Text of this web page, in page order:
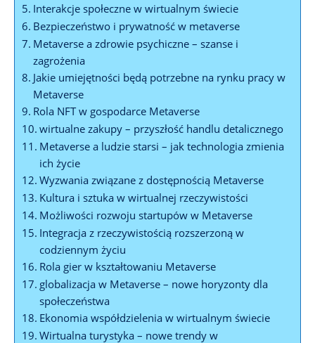
Interakcje społeczne w wirtualnym świecie
Bezpieczeństwo i prywatność w metaverse
Metaverse a zdrowie psychiczne – szanse i
zagrożenia
Jakie umiejętności będą potrzebne na rynku pracy w
Metaverse
Rola NFT w gospodarce Metaverse
wirtualne zakupy – przyszłość handlu detalicznego
Metaverse a ludzie starsi – jak technologia zmienia
ich życie
Wyzwania związane z dostępnością Metaverse
Kultura i sztuka w wirtualnej rzeczywistości
Możliwości rozwoju startupów w Metaverse
Integracja z rzeczywistością rozszerzoną w
codziennym życiu
Rola gier w kształtowaniu Metaverse
globalizacja w Metaverse – nowe horyzonty dla
społeczeństwa
Ekonomia współdzielenia w wirtualnym świecie
Wirtualna turystyka – nowe trendy w